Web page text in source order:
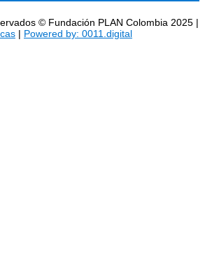
© Fundación PLAN Colombia 2025 |
| Powered by: 0011.digital